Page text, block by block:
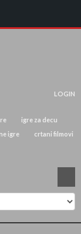
LOGIN
igre za decu
igre
crtani filmovi